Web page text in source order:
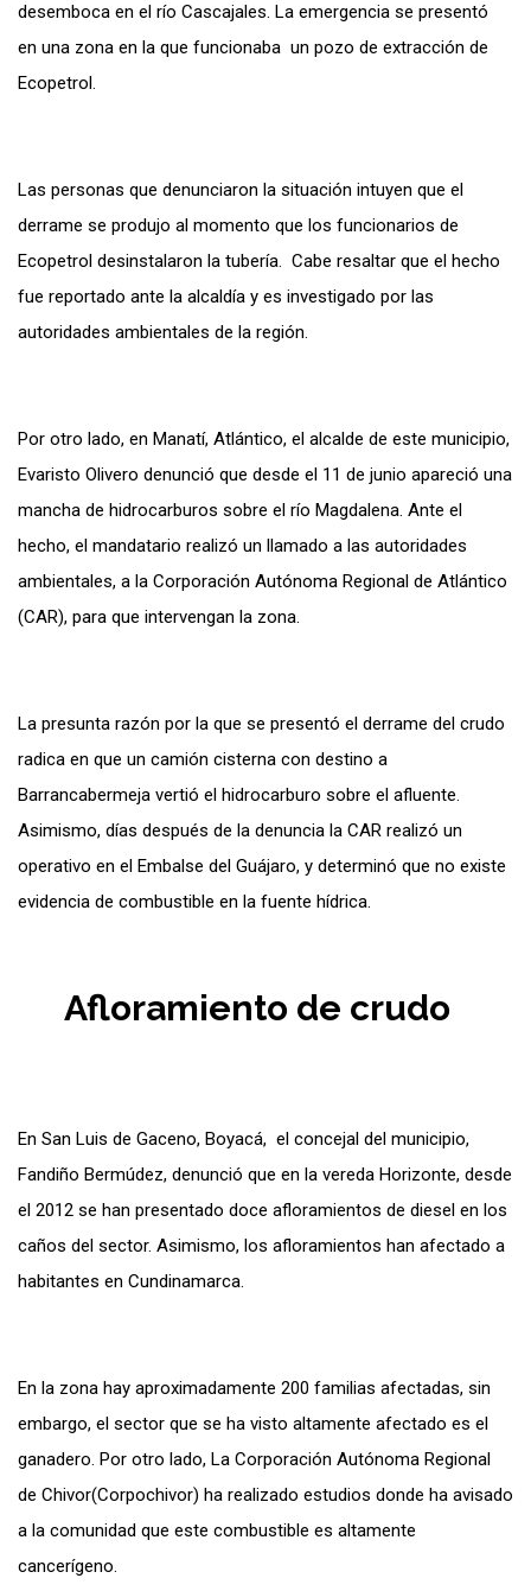
desemboca en el río Cascajales. La emergencia se presentó
en una zona en la que funcionaba un pozo de extracción de
Ecopetrol.
Las personas que denunciaron la situación intuyen que el
derrame se produjo al momento que los funcionarios de
Ecopetrol desinstalaron la tubería. Cabe resaltar que el hecho
fue reportado ante la alcaldía y es investigado por las
autoridades ambientales de la región.
Por otro lado, en Manatí, Atlántico, el alcalde de este municipio,
Evaristo Olivero denunció que desde el 11 de junio apareció una
mancha de hidrocarburos sobre el río Magdalena. Ante el
hecho, el mandatario realizó un llamado a las autoridades
ambientales, a la Corporación Autónoma Regional de Atlántico
(CAR), para que intervengan la zona.
La presunta razón por la que se presentó el derrame del crudo
radica en que un camión cisterna con destino a
Barrancabermeja vertió el hidrocarburo sobre el afluente.
Asimismo, días después de la denuncia la CAR realizó un
operativo en el Embalse del Guájaro, y determinó que no existe
evidencia de combustible en la fuente hídrica.
Afloramiento de crudo
En San Luis de Gaceno, Boyacá, el concejal del municipio,
Fandiño Bermúdez, denunció que en la vereda Horizonte, desde
el 2012 se han presentado doce afloramientos de diesel en los
caños del sector. Asimismo, los afloramientos han afectado a
habitantes en Cundinamarca.
En la zona hay aproximadamente 200 familias afectadas, sin
embargo, el sector que se ha visto altamente afectado es el
ganadero. Por otro lado, La Corporación Autónoma Regional
de Chivor(Corpochivor) ha realizado estudios donde ha avisado
a la comunidad que este combustible es altamente
cancerígeno.